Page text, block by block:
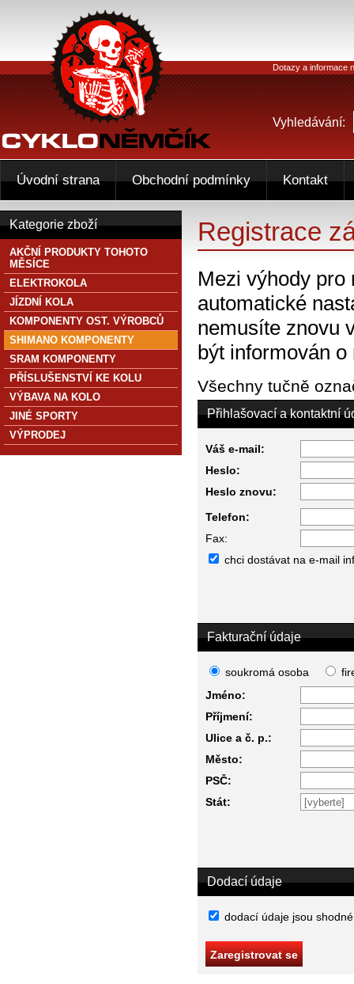
Registrace
Mezi výhody
automatické
nemusíte znovu
být informován
Všechny tučně
Přihlašovací a kontaktní
Váš e-mail:
Heslo:
Heslo znovu:
Telefon:
Fax:
chci dostávat na e-mail
Fakturační údaje
soukromá osoba
Jméno:
Příjmení:
Ulice a č. p.:
Město:
PSČ:
Stát:
Dodací údaje
dodací údaje jsou
Kategorie zboží
AKČNÍ PRODUKTY TOHOTO
MĚSÍCE
ELEKTROKOLA
JÍZDNÍ KOLA
KOMPONENTY OST. VÝROBCŮ
SHIMANO KOMPONENTY
SRAM KOMPONENTY
PŘÍSLUŠENSTVÍ KE KOLU
VÝBAVA NA KOLO
JINÉ SPORTY
VÝPRODEJ
Dotazy a informace
Vyhledávání:
Úvodní strana Obchodní podmínky Kontakt